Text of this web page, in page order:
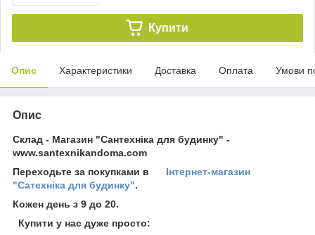
Купити
Опис Характеристики Доставка Оплата Умови
Опис
Склад - Магазин "Сантехніка для будинку" -
www.santexnikandoma.com
Переходьте за покупками в Інтернет-магазин
"Сатехніка для будинку".
Кожен день з 9 до 20.
Купити у нас дуже просто: